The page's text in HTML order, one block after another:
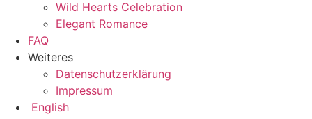
Wild Hearts Celebration
Elegant Romance
FAQ
Weiteres
Datenschutzerklärung
Impressum
English